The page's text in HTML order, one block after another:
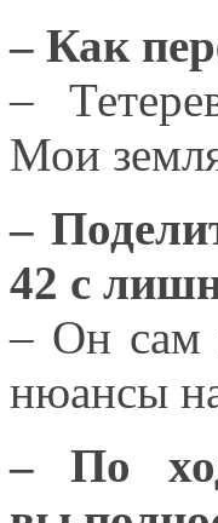
– Как
–
Мои
–
42 с
– Он сам
нюансы
– По